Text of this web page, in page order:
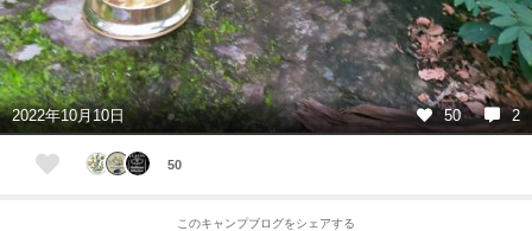
2022年10月10日 50 2
50
このキャンプブログをシェアする